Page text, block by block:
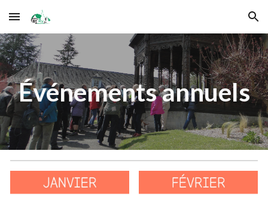
Skip to main content Skip to navigation
Événements annuels